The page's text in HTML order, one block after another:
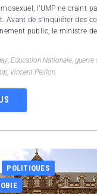
l’UMP ne craint
Avant de s’inquiéter des
public, le ministre
Education Nationale guerre
Vincent Peillon
POLITIQUES